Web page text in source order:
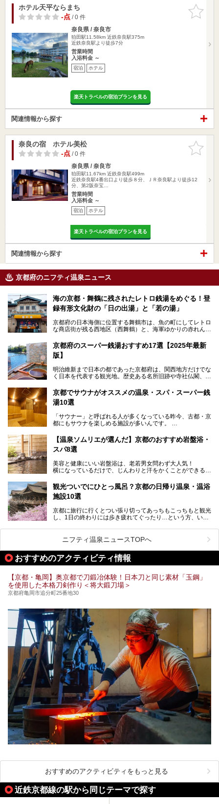
お気に入
りに追加
ホテル天平ならまち
-点/ 0 件
奈良県 / 奈良市
狛田駅11.58km 近鉄奈良駅375m
近鉄奈良駅より徒歩7分
営業時間
入浴料金 ～
宿泊 ホテル
楽天トラベルの宿泊プランを見る
関連情報から探す
お気に入
りに追加
奈良の宿 ホテル美松
-点/ 0 件
奈良県 / 奈良市
狛田駅11.67km 近鉄奈良駅499m
近鉄奈良駅4番出口より徒歩８分、ＪＲ奈良駅より徒歩12
分、第2阪奈宝…
営業時間
入浴料金 ～
宿泊 ホテル
楽天トラベルの宿泊プランを見る
関連情報から探す
京都府のニフティ温泉ニュース
海の京都・舞鶴に残されたレトロ銭湯をめぐる！登
録有形文化財の「日の出湯」と「若の湯」
京都府の日本海側に位置する舞鶴市は、魚の町にしてレトロ
な商店街が残る西地区（西舞鶴）と、海軍ゆかりの赤れんが
ます。今回案内するのは西地区に今も残る2軒の銭湯「日の
出湯」と「若の湯」。いずれも国の登録有形文化財に指定さ
れた歴史ある建物でありながら、今も現役のお風呂屋さんで
漁師町や商店街で働く人々を支えてきたこの2軒の銭湯とと
ます。
───
この記事は京都府舞鶴市のPR記事です。
京都府のスーパー銭湯おすすめ17選【2025年最新
版】
明治維新まで日本の都であった京都府は、関西地方だけでな
く日本を代表する観光地。歴史ある名所旧跡や寺社仏閣、そ
今回は、そんな京都府で2025年現在おすすめのスーパー銭
湯を紹介します。
部でレジャー気分を満喫できる温泉施設まで、好みのスーパ
ー銭湯を探してみてくださいね。
京都でサウナがオススメの温泉・スパ・スーパー銭
湯10選
「サウナー」と呼ばれる人が多くなっている昨今、古都・京
都にもサウナを楽しめる施設が多いんです。
自分の好きなサウナを探すのもいいですが、さまざまなサウ
ナを体感してみたいですよね。
のある温浴施設を紹介します。
ウナを楽しみましょう！
【温泉ソムリエが選んだ】京都のおすすめ岩盤浴・
スパ8選
美容と健康にいい岩盤浴は、老若男女問わず大人気！
横になっているだけで、じんわりと汗をかくことができるの
地元の方はもちろん、旅先としても人気の京都。
観光のついでに岩盤浴のある温泉に浸かってリフレッシュす
今回は京都にある岩盤浴のある施設をピックアップしてご紹
観光ついでにひとっ風呂？京都の日帰り温泉・温浴
施設10選
京都に旅行に行くとつい張り切ってあっちもこっちもと観光
し、1日の終わりには歩き疲れてぐったり…という方、いま
そんな疲れた身体には温泉です！京都には、市内にも郊外に
も素晴らしい温泉がたくさんあります。そこで、日帰り利用
できるおすすめの温泉・温浴施設をまとめてみました。
ニフティ温泉ニュースTOPへ
おすすめのアクティビティ情報
【京都・亀岡】奥京都で刀鍛冶体験！日本刀と同じ素材「玉鋼」
を使用した本格刀剣作り＜将大鍛刀場＞
京都府亀岡市追分町25番地30
おすすめのアクティビティをもっと見る
近鉄京都線の駅から同じテーマで探す